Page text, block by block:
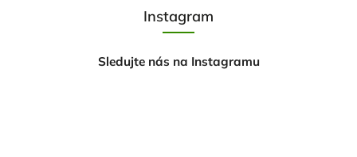
Instagram
Sledujte nás na Instagramu